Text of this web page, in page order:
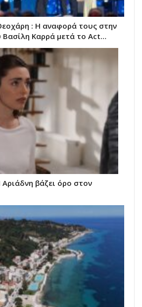
: Η αναφορά τους στην
Βασίλη Καρρά μετά το Act…
Αριάδνη βάζει όρο στον